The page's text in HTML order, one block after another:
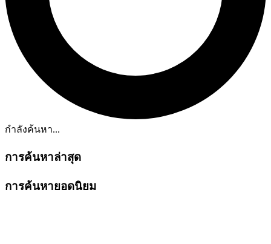
กำลังค้นหา...
การค้นหาล่าสุด
การค้นหายอดนิยม